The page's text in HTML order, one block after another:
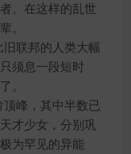
。在这样的乱世
。
联邦的人类大幅
须息一段短时
。
峰，其中半数已
才少女，分别巩
为罕见的异能